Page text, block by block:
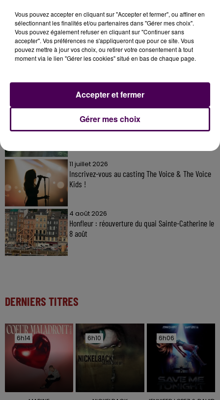
À LA UNE
31 juillet 2026
Gagnez vos entrées à Terra Botanica !
11 juillet 2026
Inscrivez-vous au casting The Voice & The Voice
Kids !
4 août 2026
Honfleur : réouverture du quai Sainte-Catherine le
8 août
DERNIERS TITRES
6h14
6h14 6h10
6h10 6h06
6h06
Vous pouvez accepter en cliquant sur "Accepter et fermer", ou affiner en
sélectionnant les finalités et/ou partenaires dans "Gérer mes choix".
Vous pouvez également refuser en cliquant sur "Continuer sans
accepter". Vos préférences ne s'appliqueront que pour ce site. Vous
pouvez mettre à jour vos choix, ou retirer votre consentement à tout
moment via le lien "Gérer les cookies" situé en bas de chaque page.
Gérer mes choix
Accepter et fermer